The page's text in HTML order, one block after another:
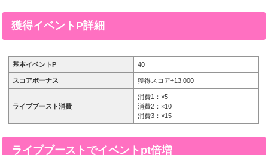
獲得イベントP詳細
基本イベントP 40
スコアボーナス 獲得スコア÷13,000
ライブブースト消費
消費1：×5
消費2：×10
消費3：×15
ライブブーストでイベントpt倍増